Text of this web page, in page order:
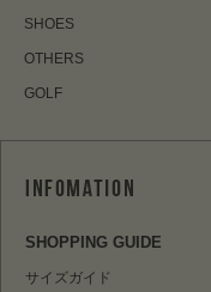
SHOES
OTHERS
GOLF
SHOPPING GUIDE
サイズガイド